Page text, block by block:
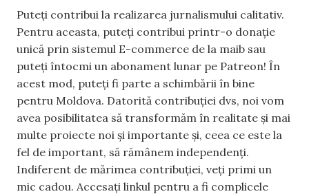
Puteți contribui la realizarea jurnalismului calitativ.
Pentru aceasta, puteți contribui printr-o donație
unică prin sistemul E-commerce de la maib sau
puteți întocmi un abonament lunar pe Patreon! În
acest mod, puteți fi parte a schimbării în bine
pentru Moldova. Datorită contribuției dvs, noi vom
avea posibilitatea să transformăm în realitate și mai
multe proiecte noi și importante și, ceea ce este la
fel de important, să rămânem independenți.
Indiferent de mărimea contribuției, veți primi un
mic cadou. Accesați linkul pentru a fi complicele